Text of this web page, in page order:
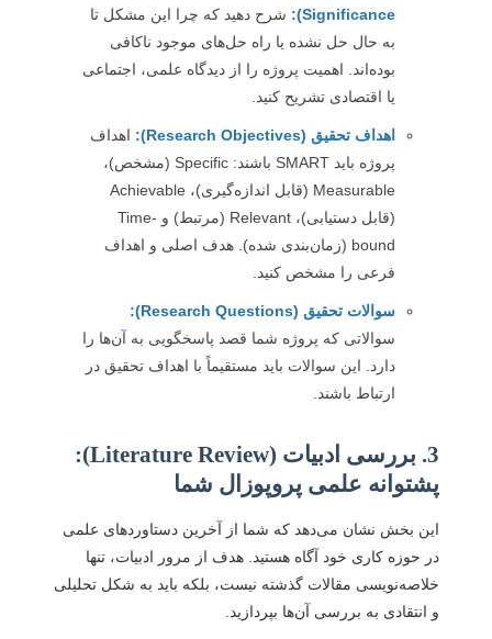
Significance):
شرح دهید که چرا این مشکل تا
به حال حل نشده یا راه حل‌های موجود ناکافی
بوده‌اند. اهمیت پروژه را از دیدگاه علمی، اجتماعی
یا اقتصادی تشریح کنید.
اهداف تحقیق (Research Objectives):
اهداف
پروژه باید SMART باشند: Specific (مشخص)،
Measurable (قابل اندازه‌گیری)، Achievable
(قابل دستیابی)، Relevant (مرتبط) و Time-
bound (زمان‌بندی شده). هدف اصلی و اهداف
فرعی را مشخص کنید.
سوالات تحقیق (Research Questions):
سوالاتی که پروژه شما قصد پاسخگویی به آن‌ها را
دارد. این سوالات باید مستقیماً با اهداف تحقیق در
ارتباط باشند.
3. بررسی ادبیات (Literature Review):
پشتوانه علمی پروپوزال شما
این بخش نشان می‌دهد که شما از آخرین دستاوردهای علمی
در حوزه کاری خود آگاه هستید. هدف از مرور ادبیات، تنها
خلاصه‌نویسی مقالات گذشته نیست، بلکه باید به شکل تحلیلی
و انتقادی به بررسی آن‌ها بپردازید.